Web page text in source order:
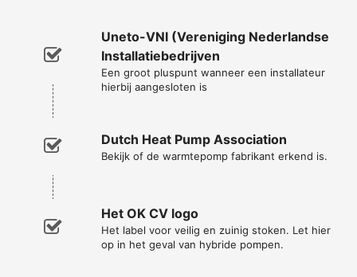
Uneto-VNI (Vereniging Nederlandse
Installatiebedrijven
Een groot pluspunt wanneer een installateur
hierbij aangesloten is
Dutch Heat Pump Association
Bekijk of de warmtepomp fabrikant erkend is.
Het OK CV logo
Het label voor veilig en zuinig stoken. Let hier
op in het geval van hybride pompen.